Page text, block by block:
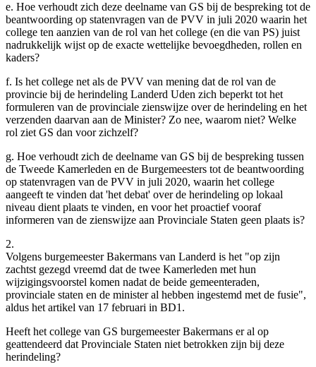
e. Hoe verhoudt zich deze deelname van GS bij de bespreking tot de
beantwoording op statenvragen van de PVV in juli 2020 waarin het
college ten aanzien van de rol van het college (en die van PS) juist
nadrukkelijk wijst op de exacte wettelijke bevoegdheden, rollen en
kaders?
f. Is het college net als de PVV van mening dat de rol van de
provincie bij de herindeling Landerd Uden zich beperkt tot het
formuleren van de provinciale zienswijze over de herindeling en het
verzenden daarvan aan de Minister? Zo nee, waarom niet? Welke
rol ziet GS dan voor zichzelf?
g. Hoe verhoudt zich de deelname van GS bij de bespreking tussen
de Tweede Kamerleden en de Burgemeesters tot de beantwoording
op statenvragen van de PVV in juli 2020, waarin het college
aangeeft te vinden dat 'het debat' over de herindeling op lokaal
niveau dient plaats te vinden, en voor het proactief vooraf
informeren van de zienswijze aan Provinciale Staten geen plaats is?
2.
Volgens burgemeester Bakermans van Landerd is het "op zijn
zachtst gezegd vreemd dat de twee Kamerleden met hun
wijzigingsvoorstel komen nadat de beide gemeenteraden,
provinciale staten en de minister al hebben ingestemd met de fusie",
aldus het artikel van 17 februari in BD1.
Heeft het college van GS burgemeester Bakermans er al op
geattendeerd dat Provinciale Staten niet betrokken zijn bij deze
herindeling?